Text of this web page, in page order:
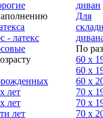
- латекс
лет
лет
лет
диван
Для
По
60 х
60 х
60 х
70 x
70 х
70 x